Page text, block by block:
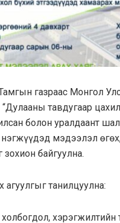
газраас Монгол
тавдугаар
болон уралдаант
мэдээлэл
байгуулна.
агуулгыг танилцуулна: